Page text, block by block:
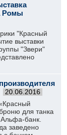
Ромы
"Красный
выставки
"Звери"
20.06.2016
для танка
банк.
заведено